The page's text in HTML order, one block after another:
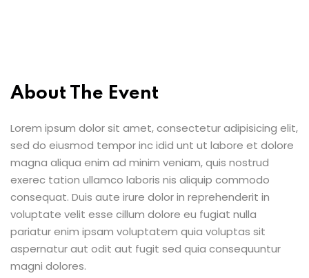
About The Event
Lorem ipsum dolor sit amet, consectetur adipisicing elit,
sed do eiusmod tempor inc idid unt ut labore et dolore
magna aliqua enim ad minim veniam, quis nostrud
exerec tation ullamco laboris nis aliquip commodo
consequat. Duis aute irure dolor in reprehenderit in
voluptate velit esse cillum dolore eu fugiat nulla
pariatur enim ipsam voluptatem quia voluptas sit
aspernatur aut odit aut fugit sed quia consequuntur
magni dolores.